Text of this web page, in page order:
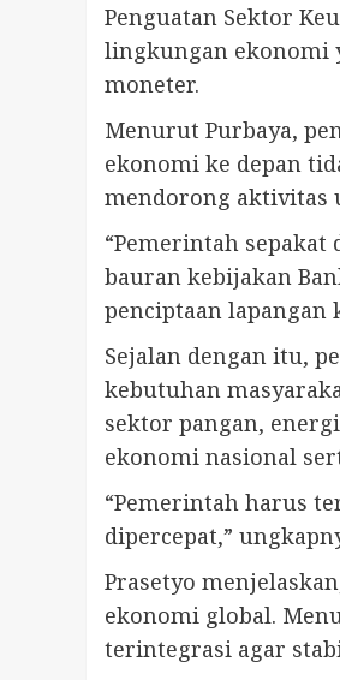
Penguatan Sektor
lingkungan ekonomi
moneter.
Menurut Purbaya,
ekonomi ke depan
mendorong aktivitas
“Pemerintah
bauran kebijakan
penciptaan lapangan
Sejalan dengan itu,
kebutuhan
sektor pangan,
ekonomi nasional
“Pemerintah harus
dipercepat,”
Prasetyo
ekonomi global.
terintegrasi agar